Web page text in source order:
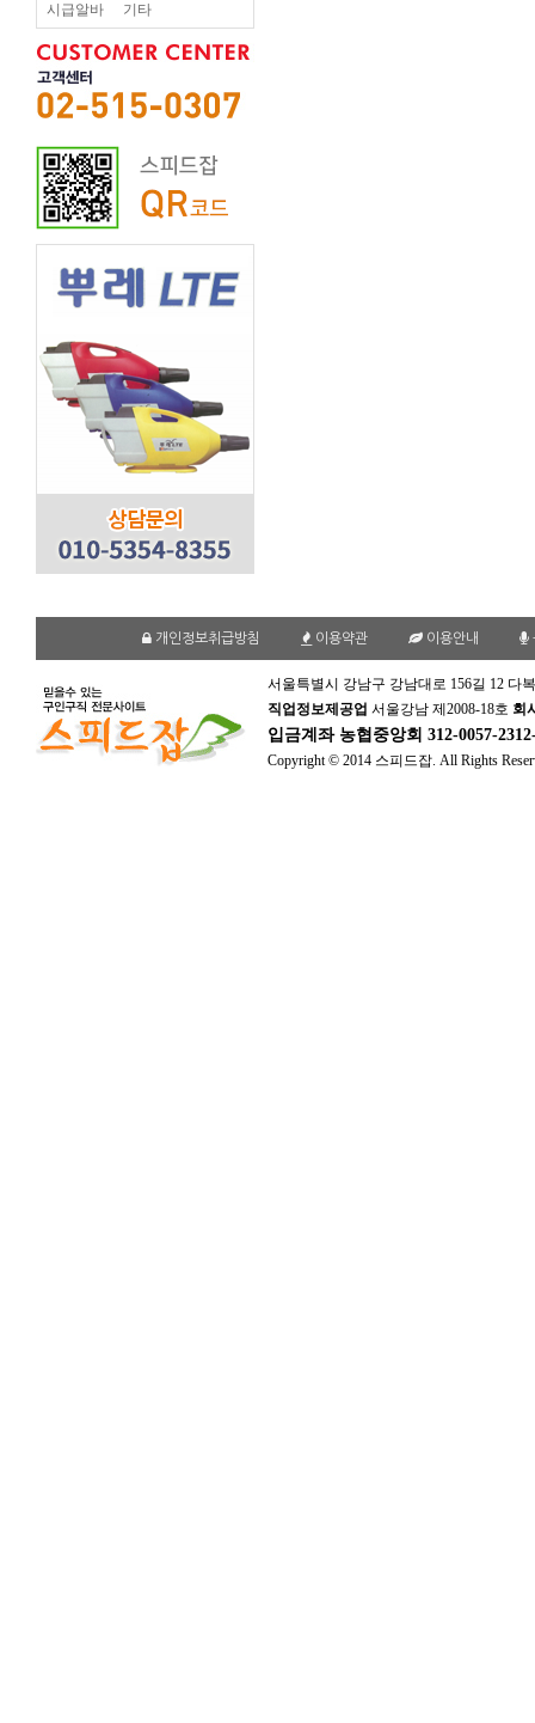
시급알바 기타
개인정보취급방침 이용약관 이용안내
서울특별시 강남구 강남대로 156길 12 다
직업정보제공업 서울강남 제2008-18호 회
입금계좌 농협중앙회 312-0057-
Copyright © 2014 스피드잡. All Rights